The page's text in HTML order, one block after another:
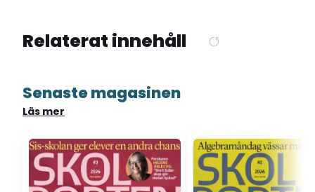
Relaterat innehåll
Senaste magasinen
Läs mer